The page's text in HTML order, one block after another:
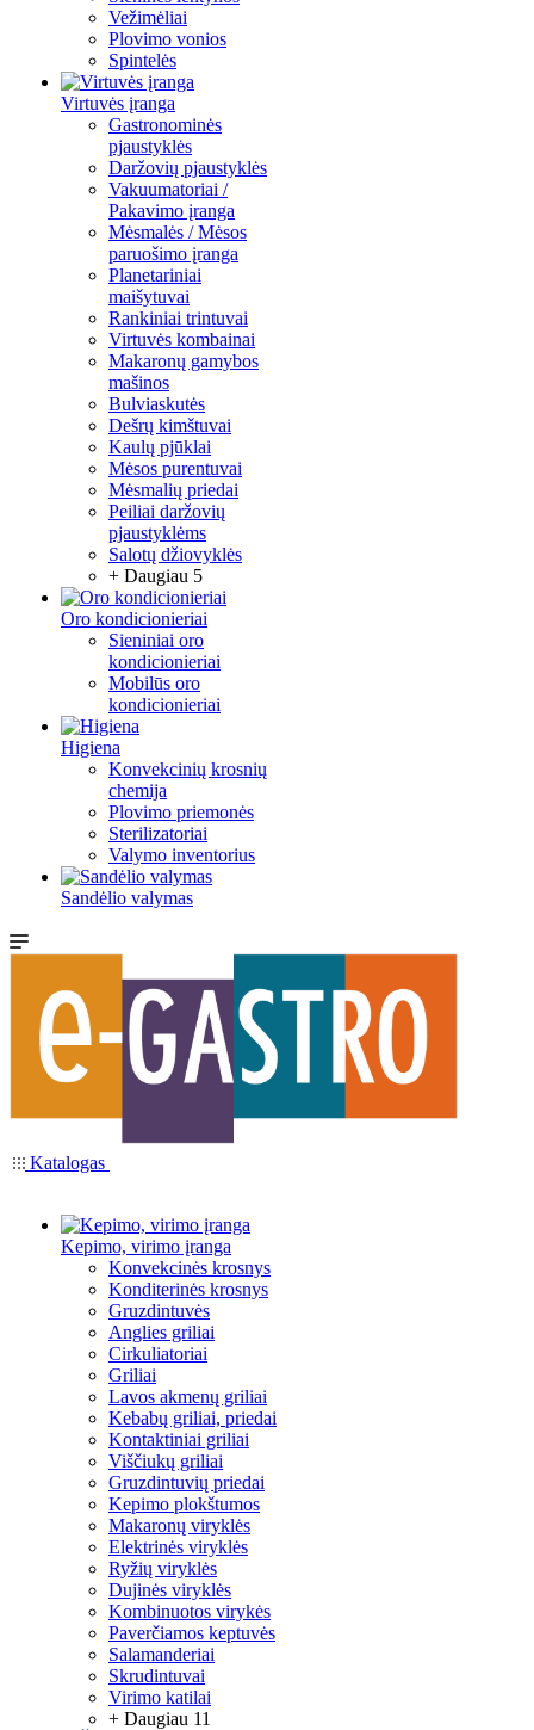
Vežimėliai
Plovimo vonios
Spintelės
Virtuvės įranga
Gastronominės
pjaustyklės
Daržovių pjaustyklės
Vakuumatoriai /
Pakavimo įranga
Mėsmalės / Mėsos
paruošimo įranga
Planetariniai
maišytuvai
Rankiniai trintuvai
Virtuvės kombainai
Makaronų gamybos
mašinos
Bulviaskutės
Dešrų kimštuvai
Kaulų pjūklai
Mėsos purentuvai
Mėsmalių priedai
Peiliai daržovių
pjaustyklėms
Salotų džiovyklės
+ Daugiau 5
Oro kondicionieriai
Sieniniai oro
kondicionieriai
Mobilūs oro
kondicionieriai
Higiena
Konvekcinių krosnių
chemija
Plovimo priemonės
Sterilizatoriai
Valymo inventorius
Sandėlio valymas
Katalogas
Kepimo, virimo įranga
Konvekcinės krosnys
Konditerinės krosnys
Gruzdintuvės
Anglies griliai
Cirkuliatoriai
Griliai
Lavos akmenų griliai
Kebabų griliai, priedai
Kontaktiniai griliai
Viščiukų griliai
Gruzdintuvių priedai
Kepimo plokštumos
Makaronų viryklės
Elektrinės viryklės
Ryžių viryklės
Dujinės viryklės
Kombinuotos virykės
Paverčiamos keptuvės
Salamanderiai
Skrudintuvai
Virimo katilai
+ Daugiau 11